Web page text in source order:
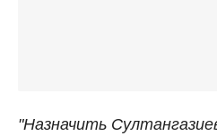
"Назначить